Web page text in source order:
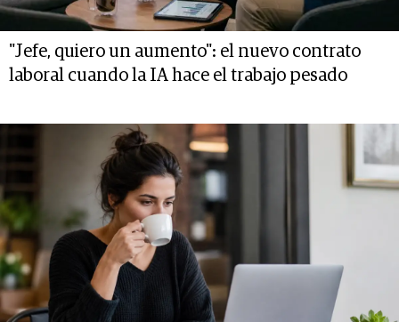
"Jefe, quiero un aumento": el nuevo contrato
laboral cuando la IA hace el trabajo pesado